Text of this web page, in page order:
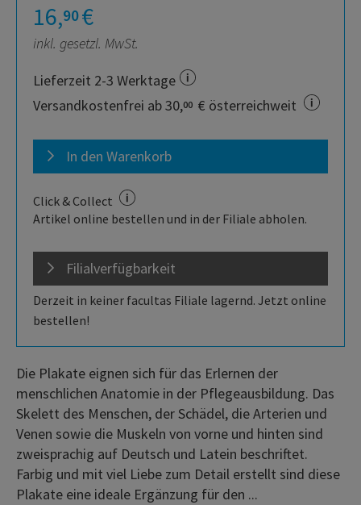
16,90€
inkl. gesetzl. MwSt.
Lieferzeit 2-3 Werktage
Versandkostenfrei ab 30,00 € österreichweit
In den Warenkorb
Click & Collect
Artikel online bestellen und in der Filiale abholen.
Filialverfügbarkeit
Derzeit in keiner facultas Filiale lagernd. Jetzt online
bestellen!
Die Plakate eignen sich für das Erlernen der
menschlichen Anatomie in der Pflegeausbildung. Das
Skelett des Menschen, der Schädel, die Arterien und
Venen sowie die Muskeln von vorne und hinten sind
zweisprachig auf Deutsch und Latein beschriftet.
Farbig und mit viel Liebe zum Detail erstellt sind diese
Plakate eine ideale Ergänzung für den ...